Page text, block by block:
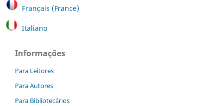
Français (France)
Italiano
Informações
Para Leitores
Para Autores
Para Bibliotecários